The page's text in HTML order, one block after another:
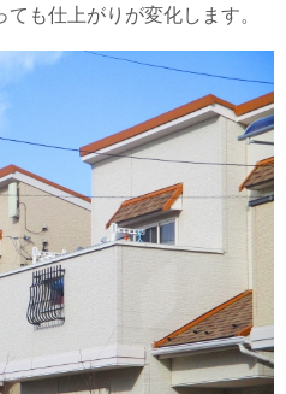
も仕上がりが変化します。